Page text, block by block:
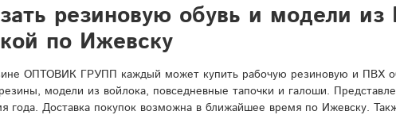
резиновую обувь и модели
по Ижевску
ОПТОВИК ГРУПП каждый может купить рабочую резиновую и ПВХ
модели из войлока, повседневные тапочки и галоши.
года. Доставка покупок возможна в ближайшее время по Ижевску.